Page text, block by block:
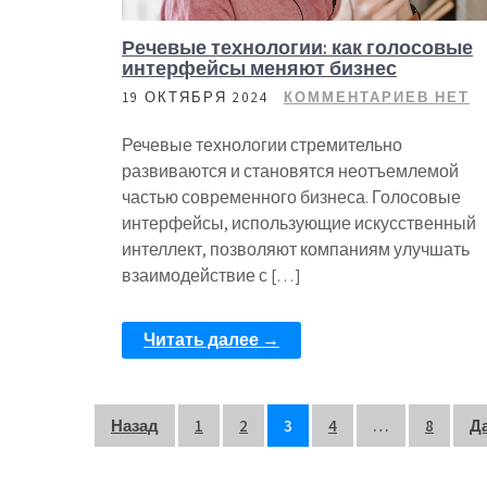
Речевые технологии: как голосовые
интерфейсы меняют бизнес
19 ОКТЯБРЯ 2024 КОММЕНТАРИЕВ НЕТ
Речевые технологии стремительно
развиваются и становятся неотъемлемой
частью современного бизнеса. Голосовые
интерфейсы, использующие искусственный
интеллект, позволяют компаниям улучшать
взаимодействие с […]
Читать далее →
Пагинация
Назад 1 2 3 4 … 8